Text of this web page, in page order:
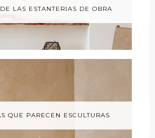
LAS ESTANTERIAS DE OBRA
QUE PARECEN ESCULTURAS